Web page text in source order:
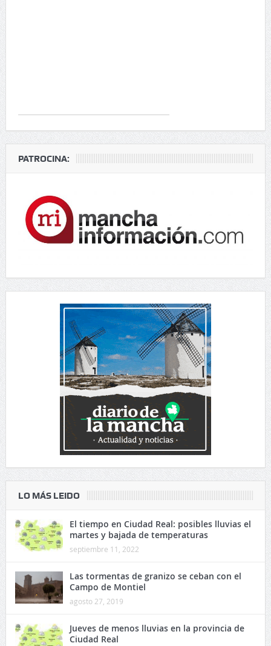
PATROCINA:
LO MÁS LEIDO
El tiempo en Ciudad Real: posibles lluvias el
martes y bajada de temperaturas
septiembre 11, 2022
Las tormentas de granizo se ceban con el
Campo de Montiel
agosto 27, 2019
Jueves de menos lluvias en la provincia de
Ciudad Real